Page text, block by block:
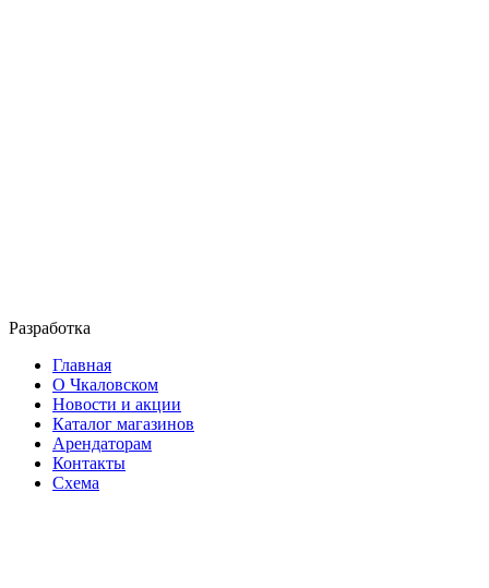
Разработка
Главная
О Чкаловском
Новости и акции
Каталог магазинов
Арендаторам
Контакты
Схема